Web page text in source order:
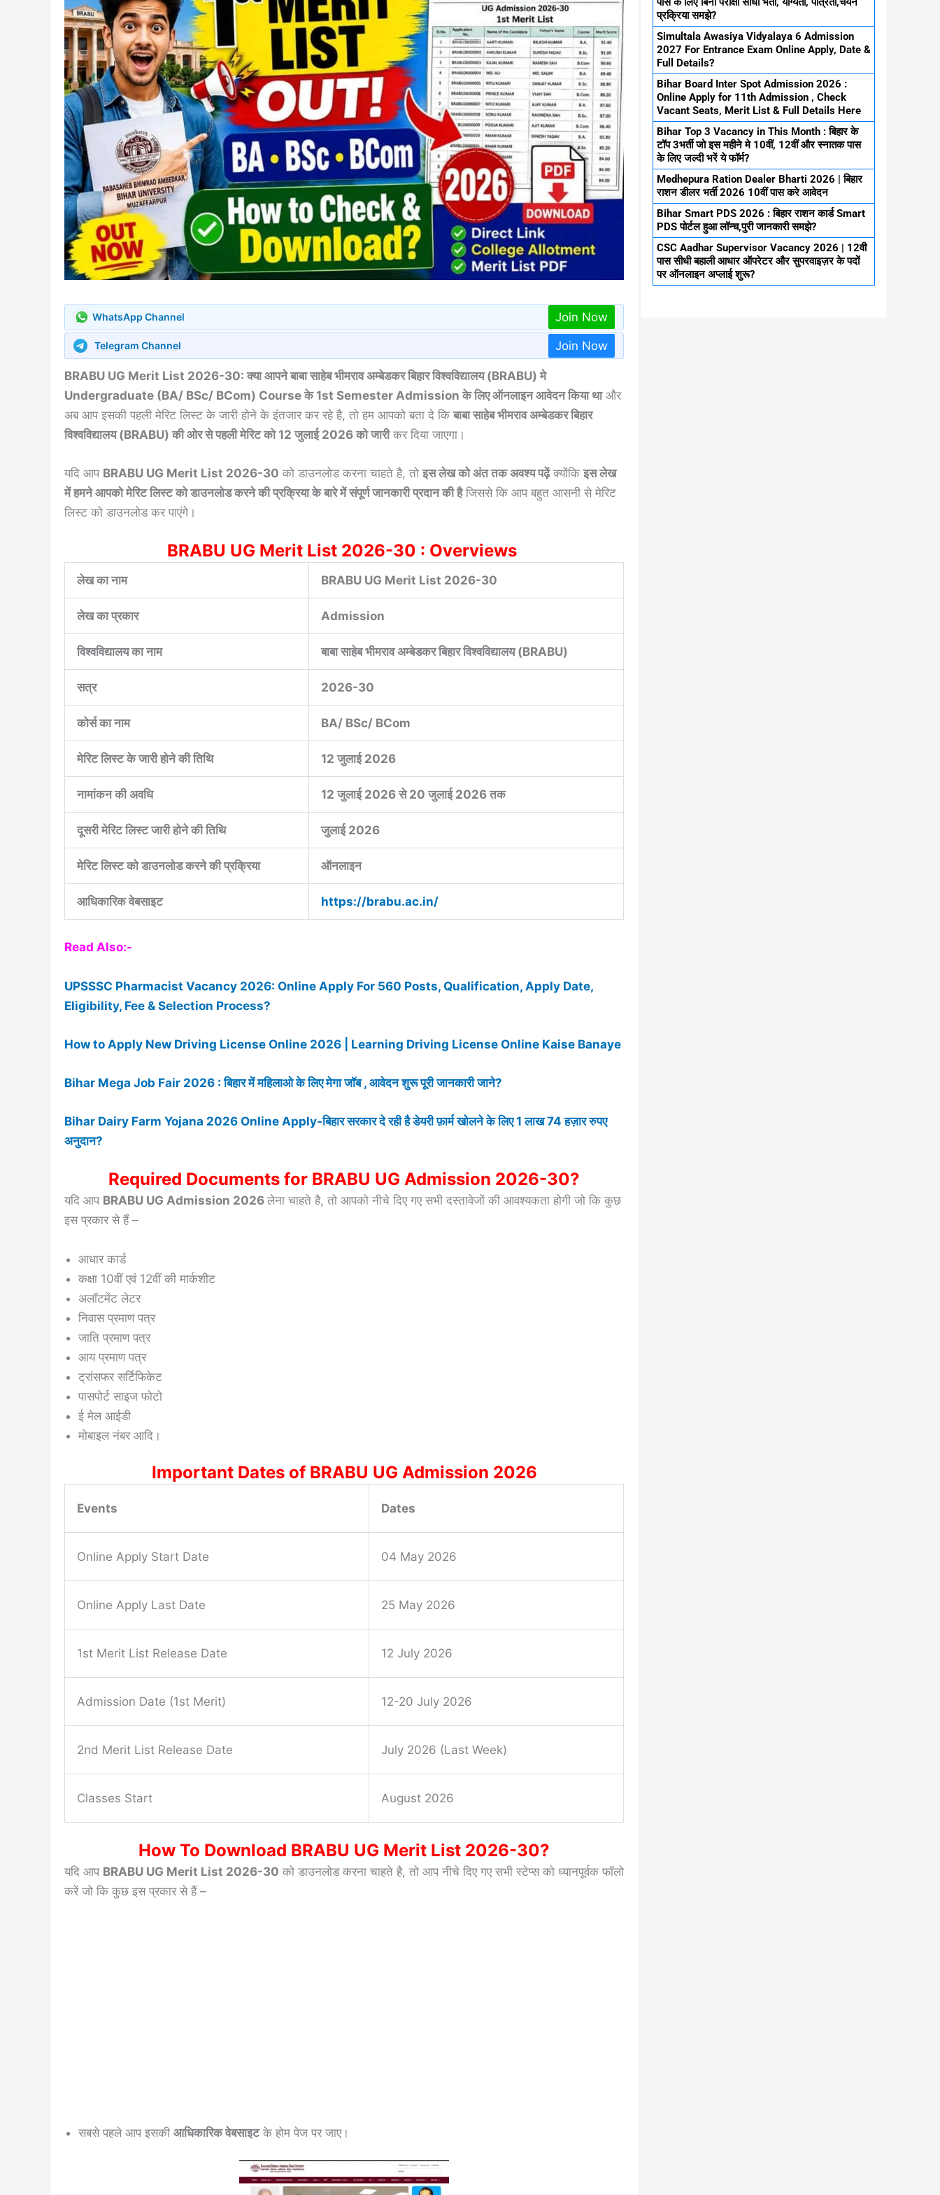
WhatsApp Channel Join Now
Telegram Channel Join Now
BRABU UG Merit List 2026-30: क्या आपने बाबा साहेब भीमराव अम्बेडकर बिहार विश्वविद्यालय (BRABU) मे
Undergraduate (BA/ BSc/ BCom) Course के 1st Semester Admission के लिए ऑनलाइन आवेदन किया थाऔर
अब आप इसकी पहली मेरिट लिस्ट के जारी होने के इंतजार कर रहे है, तो हम आपको बता दे कि बाबा साहेब भीमराव अम्बेडकर बिहार
विश्वविद्यालय (BRABU) की ओर से पहली मेरिट को 12 जुलाई 2026 को जारीकर दिया जाएगा।
यदि आप BRABU UG Merit List 2026-30 को डाउनलोड करना चाहते है, तो इस लेख को अंत तक अवश्य पढ़ेंक्योंकि इस लेख
में हमने आपको मेरिट लिस्ट को डाउनलोड करने की प्रक्रिया के बारे में संपूर्ण जानकारी प्रदान की हैजिससे कि आप बहुत आसनी से मेरिट
लिस्ट को डाउनलोड कर पाएंगे।
BRABU UG Merit List 2026-30 : Overviews
लेख का नाम BRABU UG Merit List 2026-30
लेख का प्रकार Admission
विश्वविद्यालय का नाम बाबा साहेब भीमराव अम्बेडकर बिहार विश्वविद्यालय (BRABU)
सत्र 2026-30
कोर्स का नाम BA/ BSc/ BCom
मेरिट लिस्ट के जारी होने की तिथि 12 जुलाई 2026
नामांकन की अवधि 12 जुलाई 2026 से 20 जुलाई 2026 तक
दूसरी मेरिट लिस्ट जारी होने की तिथि जुलाई 2026
मेरिट लिस्ट को डाउनलोड करने की प्रक्रिया ऑनलाइन
आधिकारिक वेबसाइट https://brabu.ac.in/
Read Also:-
UPSSSC Pharmacist Vacancy 2026: Online Apply For 560 Posts, Qualification, Apply Date,
Eligibility, Fee & Selection Process?
How to Apply New Driving License Online 2026 | Learning Driving License Online Kaise Banaye
Bihar Mega Job Fair 2026 : बिहार में महिलाओ के लिए मेगा जॉब , आवेदन शुरू पूरी जानकारी जाने?
Bihar Dairy Farm Yojana 2026 Online Apply-बिहार सरकार दे रही है डेयरी फ़ार्म खोलने के लिए 1 लाख 74 हज़ार रुपए
अनुदान?
Required Documents for BRABU UG Admission 2026-30?
यदि आप BRABU UG Admission 2026 लेना चाहते है, तो आपको नीचे दिए गए सभी दस्तावेजों की आवश्यकता होगी जो कि कुछ
इस प्रकार से हैं –
आधार कार्ड
कक्षा 10वीं एवं 12वीं की मार्कशीट
अलॉटमेंट लेटर
निवास प्रमाण पत्र
जाति प्रमाण पत्र
आय प्रमाण पत्र
ट्रांसफर सर्टिफिकेट
पासपोर्ट साइज फोटो
ई मेल आईडी
मोबाइल नंबर आदि।
Important Dates of BRABU UG Admission 2026
Events Dates
Online Apply Start Date 04 May 2026
Online Apply Last Date 25 May 2026
1st Merit List Release Date 12 July 2026
Admission Date (1st Merit) 12-20 July 2026
2nd Merit List Release Date July 2026 (Last Week)
Classes Start August 2026
How To Download BRABU UG Merit List 2026-30?
यदि आप BRABU UG Merit List 2026-30 को डाउनलोड करना चाहते है, तो आप नीचे दिए गए सभी स्टेप्स को ध्यानपूर्वक फॉलो
करें जो कि कुछ इस प्रकार से हैं –
सबसे पहले आप इसकी आधिकारिक वेबसाइट के होम पेज पर जाए।
प्रक्रिया समझे?
Simultala Awasiya Vidyalaya 6 Admission
2027 For Entrance Exam Online Apply, Date &
Full Details?
Bihar Board Inter Spot Admission 2026 :
Online Apply for 11th Admission , Check
Vacant Seats, Merit List & Full Details Here
Bihar Top 3 Vacancy in This Month : बिहार के
टॉप 3भर्ती जो इस महीने मे 10वीं, 12वीं और स्नातक पास
के लिए जल्दी भरें ये फॉर्म?
Medhepura Ration Dealer Bharti 2026 | बिहार
राशन डीलर भर्ती 2026 10वीं पास करे आवेदन
Bihar Smart PDS 2026 : बिहार राशन कार्ड Smart
PDS पोर्टल हुआ लॉन्च,पुरी जानकारी समझे?
CSC Aadhar Supervisor Vacancy 2026 | 12वी
पास सीधी बहाली आधार ऑपरेटर और सुपरवाइज़र के पदों
पर ऑनलाइन अप्लाई शुरू?